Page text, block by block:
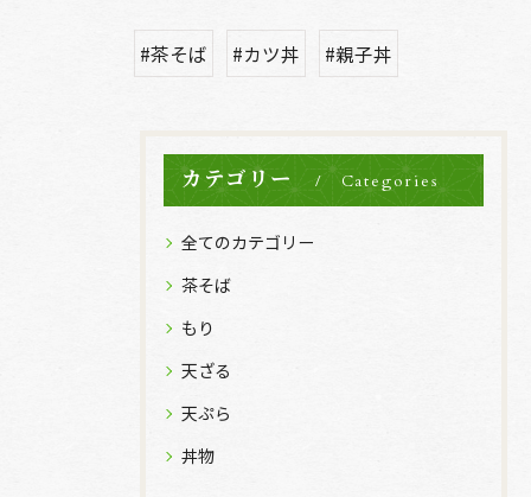
#茶そば #カツ丼 #親子丼
カテゴリー Categories
全てのカテゴリー
茶そば
もり
天ざる
天ぷら
丼物